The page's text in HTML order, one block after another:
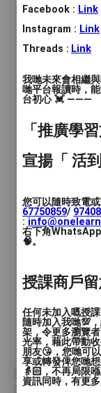
English
English
speaking
的外藉老師
遊戲來擴闊
#English #oral
Facebook : Link
Instagram : Link
Threads : Link
我哋未來會相繼
哋平台報讀時，
台初心 💓 ———
「推廣學
宣揚「 活
您可以隨時致電
67750859/
:
右下角
🧠。
授課商戶留
任何未加入嘅授
隨時加入我哋💯
架，令更多瀏覽
光率，藉此帶動
朋友😘，您哋可
享或轉發俾您哋
👵🏻，不再局限
資訊同時，有更